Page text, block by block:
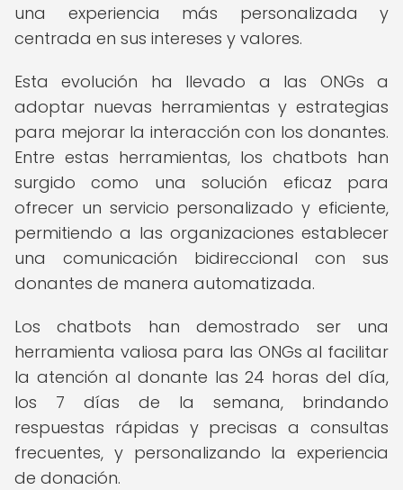
una experiencia más personalizada y
centrada en sus intereses y valores.
Esta evolución ha llevado a las ONGs a
adoptar nuevas herramientas y estrategias
para mejorar la interacción con los donantes.
Entre estas herramientas, los chatbots han
surgido como una solución eficaz para
ofrecer un servicio personalizado y eficiente,
permitiendo a las organizaciones establecer
una comunicación bidireccional con sus
donantes de manera automatizada.
Los chatbots han demostrado ser una
herramienta valiosa para las ONGs al facilitar
la atención al donante las 24 horas del día,
los 7 días de la semana, brindando
respuestas rápidas y precisas a consultas
frecuentes, y personalizando la experiencia
de donación.